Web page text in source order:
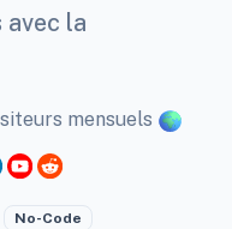
avec la
mensuels
No-Code